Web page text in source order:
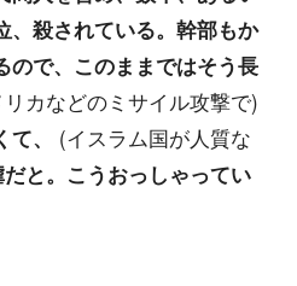
、殺されている。幹部もか
ので、このままではそう長
リカなどのミサイル攻撃で)
、
(イスラム国が人質な
と。こうおっしゃってい